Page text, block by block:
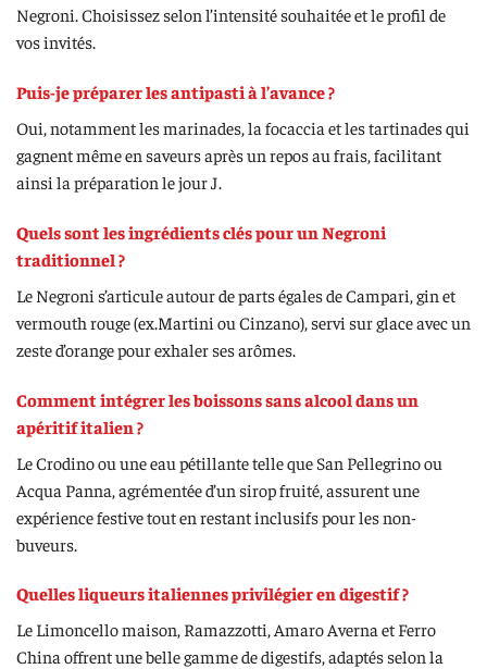
Negroni. Choisissez selon l’intensité souhaitée et le profil de
vos invités.
Puis-je préparer les antipasti à l’avance ?
Oui, notamment les marinades, la focaccia et les tartinades qui
gagnent même en saveurs après un repos au frais, facilitant
ainsi la préparation le jour J.
Quels sont les ingrédients clés pour un Negroni
traditionnel ?
Le Negroni s’articule autour de parts égales de Campari, gin et
vermouth rouge (ex.Martini ou Cinzano), servi sur glace avec un
zeste d’orange pour exhaler ses arômes.
Comment intégrer les boissons sans alcool dans un
apéritif italien ?
Le Crodino ou une eau pétillante telle que San Pellegrino ou
Acqua Panna, agrémentée d’un sirop fruité, assurent une
expérience festive tout en restant inclusifs pour les non-
buveurs.
Quelles liqueurs italiennes privilégier en digestif ?
Le Limoncello maison, Ramazzotti, Amaro Averna et Ferro
China offrent une belle gamme de digestifs, adaptés selon la